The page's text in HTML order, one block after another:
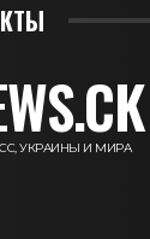
УКРАИНЫ И МИРА